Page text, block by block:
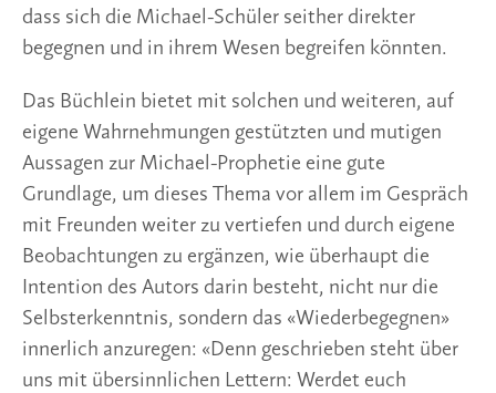
dass sich die Michael-Schüler seither direkter
begegnen und in ihrem Wesen begreifen könnten.
Das Büchlein bietet mit solchen und weiteren, auf
eigene Wahrnehmungen gestützten und mutigen
Aussagen zur Michael-Prophetie eine gute
Grundlage, um dieses Thema vor allem im Gespräch
mit Freunden weiter zu vertiefen und durch eigene
Beobachtungen zu ergänzen, wie überhaupt die
Intention des Autors darin besteht, nicht nur die
Selbsterkenntnis, sondern das «Wiederbegegnen»
innerlich anzuregen: «Denn geschrieben steht über
uns mit übersinnlichen Lettern: Werdet euch